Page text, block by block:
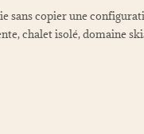
copier une
chalet isolé, domaine